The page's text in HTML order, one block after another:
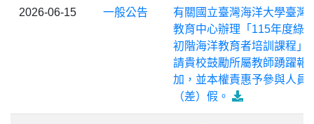
2026-06-15 一般公告
有關國立臺灣海洋大學臺灣
教育中心辦理「115年度綠
初階海洋教育者培訓課程」
請貴校鼓勵所屬教師踴躍報
加，並本權責惠予參與人員
（差）假。